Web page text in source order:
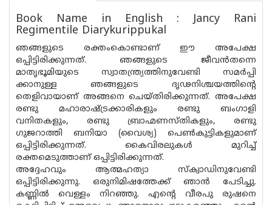
Book Name in English : Jancy Rani
Regimentile Diarykurippukal
ഞങ്ങളുടെ രക്തംകൊണ്ടാണ് ഈ അപേക്ഷ
ഒപ്പിട്ടിരിക്കുന്നത്. ഞങ്ങളുടെ ജീവൻതന്നെ
മാതൃഭൂമിയുടെ സ്വാതന്ത്ര്യത്തിനുവേണ്ടി സമർപ്പി
ക്കാനുള്ള ഞങ്ങളുടെ ദൃഢനിശ്ചയത്തിൻ്റെ
തെളിവായാണ് അങ്ങനെ ചെയ്തിരിക്കുന്നത്. അപേക്ഷ
രണ്ടു മഹാരാഷ്ട്രക്കാരികളും രണ്ടു ബംഗാളി
വനിതകളും, രണ്ടു ബ്രാഹ്മണസ്തികളും, രണ്ടു
ഗുജറാത്തി ബനിയാ (വൈശ്യ) പെൺകുട്ടികളുമാണ്
ഒപ്പിട്ടിരിക്കുന്നത്. കൈവിരലുകൾ മുറിച്ച്
രക്തമെടുത്താണ് ഒപ്പിട്ടിരിക്കുന്നത്.
അദ്ദേഹവും ആത്മഹത്യാ സ്ക‌്വാഡിനുവേണ്ടി
ഒപ്പിട്ടിരിക്കുന്നു. ഒരുനിമിഷത്തേക്ക് ഞാൻ പേടിച്ചു.
കണ്ണിൽ വെള്ളം നിറഞ്ഞു. എന്റെ വീരപു രുഷനെ